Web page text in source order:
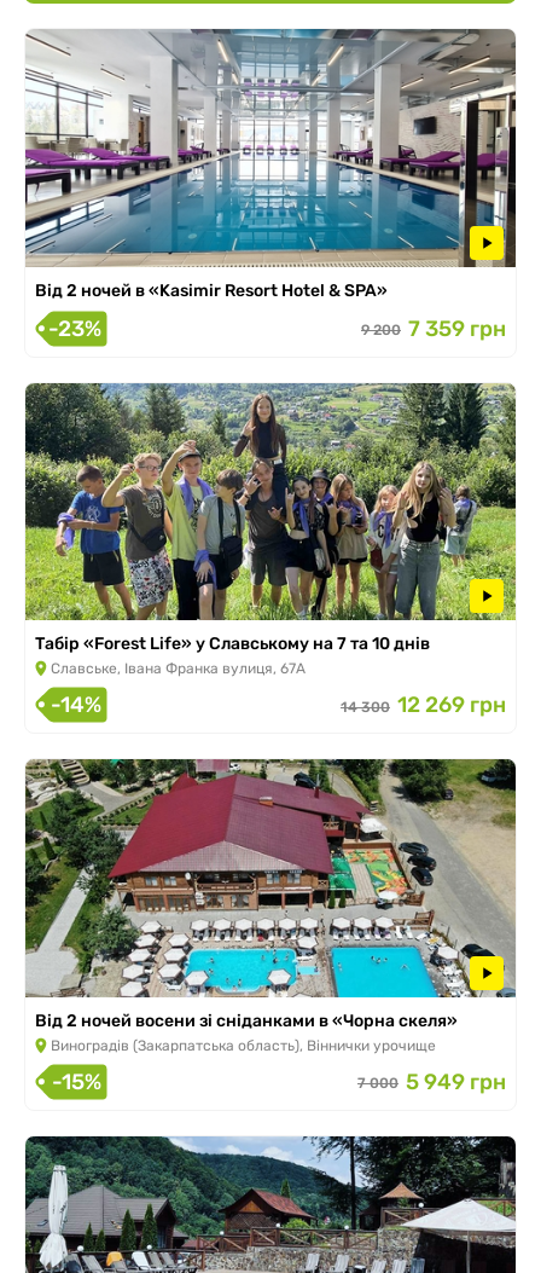
Від 2 ночей в «Kasimir Resort Hotel & SPA»
-23% 9 200 7 359 грн
Табір «Forest Life» у Славському на 7 та 10 днів
Славське, Івана Франка вулиця, 67А
-14% 14 300 12 269 грн
Від 2 ночей восени зі сніданками в «Чорна скеля»
Виноградів (Закарпатська область), Віннички урочище
-15% 7 000 5 949 грн